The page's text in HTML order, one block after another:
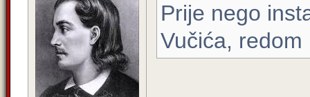
Prije nego
Vučića, redom